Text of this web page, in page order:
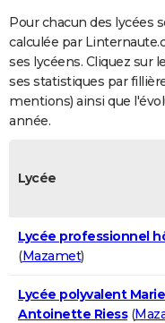
COPAINS D'AVANT
S'inscrire
Se connecter
Lycées
Collèges
Primaires
Universités
Entreprises
Service militaire
Avis de recherche
AVIS DE DÉCÈS
FORUM
Bricolage
Lifestyle
Culture
Sport
Auto
Television
Voyage
Cinema
Pour chacun des lycées
calculée par
ses lycéens. Cliquez sur
ses statistiques par
mentions) ainsi que
année.
Lycée
Lycée professionnel
(Mazamet)
Lycée polyvalent Marie
Antoinette Riess(